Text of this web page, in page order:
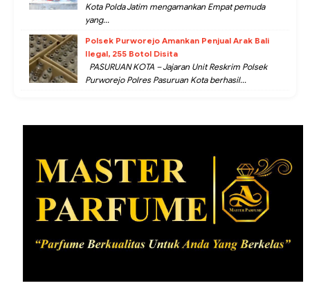
Kota Polda Jatim mengamankan Empat pemuda
yang...
Polsek Purworejo Amankan Penjual Arak Bali
Ilegal, 255 Botol Disita
PASURUAN KOTA – Jajaran Unit Reskrim Polsek
Purworejo Polres Pasuruan Kota berhasil...